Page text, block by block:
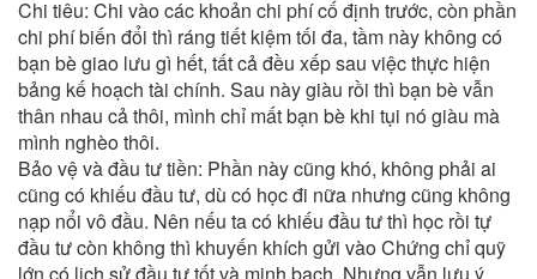
Chi tiêu: Chi vào các khoản chi phí cố định trước, còn phần
chi phí biến đổi thì ráng tiết kiệm tối đa, tầm này không có
bạn bè giao lưu gì hết, tất cả đều xếp sau việc thực hiện
bảng kế hoạch tài chính. Sau này giàu rồi thì bạn bè vẫn
thân nhau cả thôi, mình chỉ mất bạn bè khi tụi nó giàu mà
mình nghèo thôi.
Bảo vệ và đầu tư tiền: Phần này cũng khó, không phải ai
cũng có khiếu đầu tư, dù có học đi nữa nhưng cũng không
nạp nổi vô đầu. Nên nếu ta có khiếu đầu tư thì học rồi tự
đầu tư còn không thì khuyến khích gửi vào Chứng chỉ quỹ
lớn có lịch sử đầu tư tốt và minh bạch. Nhưng vẫn lưu ý